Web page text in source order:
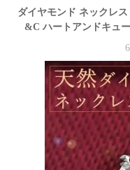
ダイヤモンド ネックレ
&C ハートアンドキュ